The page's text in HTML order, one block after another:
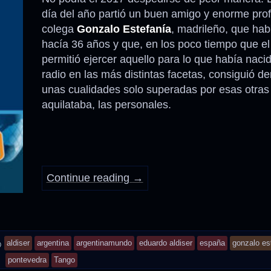
día del año partió un buen amigo y enorme
colega Gonzalo Estefanía, madrileño, que
hacía 36 años y que, en los poco tiempo que
permitió ejercer aquello para lo que había
radio en las más distintas facetas, consiguió
unas cualidades solo superadas por esas
aquilataba, las personales.
Continue reading →
and
tagged
aldiser argentina argentinamundo eduardo aldiser españa gonzalo
pontevedra
Tango